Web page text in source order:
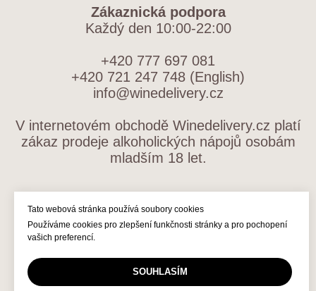
Tato webová stránka používá soubory cookies
Používáme cookies pro zlepšení funkčnosti stránky a pro pochopení
vašich preferencí.
SOUHLASÍM
Zákaznická podpora
Každý den 10:00-22:00
+420 777 697 081
+420 721 247 748 (English)
info@winedelivery.cz
V internetovém obchodě Winedelivery.cz platí
zákaz prodeje alkoholických nápojů osobám
mladším 18 let.
OBCHODNÍ PODMÍNKY
ZPRACOVÁNÍ OSOBNÍCH ÚDAJŮ